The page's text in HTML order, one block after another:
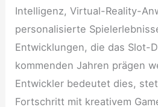
Intelligenz, Virtual-Reality-
personalisierte
Entwicklungen, die das Slot-
kommenden Jahren prägen
Entwickler bedeutet dies,
Fortschritt mit kreativem